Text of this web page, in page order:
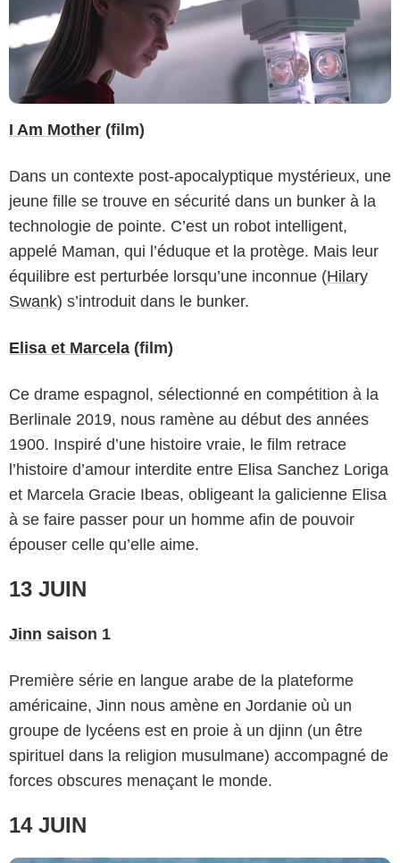
I Am Mother (film)
Dans un contexte post-apocalyptique mystérieux, une
jeune fille se trouve en sécurité dans un bunker à la
technologie de pointe. C’est un robot intelligent,
appelé Maman, qui l’éduque et la protège. Mais leur
équilibre est perturbée lorsqu’une inconnue (Hilary
Swank) s’introduit dans le bunker.
Elisa et Marcela (film)
Ce drame espagnol, sélectionné en compétition à la
Berlinale 2019, nous ramène au début des années
1900. Inspiré d’une histoire vraie, le film retrace
l’histoire d’amour interdite entre Elisa Sanchez Loriga
et Marcela Gracie Ibeas, obligeant la galicienne Elisa
à se faire passer pour un homme afin de pouvoir
épouser celle qu’elle aime.
13 JUIN
Jinn saison 1
Première série en langue arabe de la plateforme
américaine, Jinn nous amène en Jordanie où un
groupe de lycéens est en proie à un djinn (un être
spirituel dans la religion musulmane) accompagné de
forces obscures menaçant le monde.
14 JUIN
Netflix